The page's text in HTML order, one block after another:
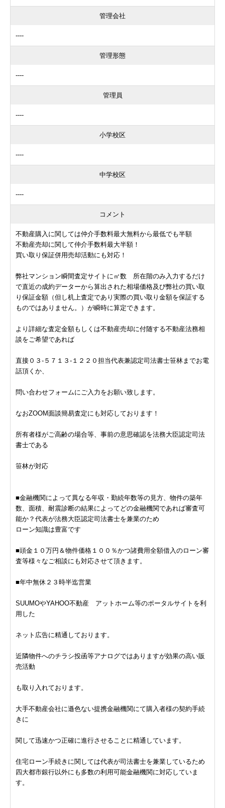
管理会社
----
管理形態
----
管理員
----
小学校区
----
中学校区
----
コメント
不動産購入に関しては仲介手数料最大無料から最低でも半額
不動産売却に関して仲介手数料最大半額！
買い取り保証併用売却活動にも対応！
弊社マンション瞬間査定サイトに㎡数 所在階のみ入力するだけ
で直近の成約データーから算出された相場価格及び弊社の買い取
り保証金額（但し机上査定であり実際の買い取り金額を保証する
ものではありません。）が瞬時に算定できます。
より詳細な査定金額もしくは不動産売却に付随する不動産法務相
談をご希望であれば
直接０３-５７１３-１２２０担当代表兼認定司法書士笹林までお電
話頂くか、
問い合わせフォームにご入力をお願い致します。
なおZOOM面談簡易査定にも対応しております！
所有者様がご高齢の場合等、事前の意思確認を法務大臣認定司法
書士である
笹林が対応
■金融機関によって異なる年収・勤続年数等の見方、物件の築年
数、面積、耐震診断の結果によってどの金融機関であれば審査可
能か？代表が法務大臣認定司法書士を兼業のため
ローン知識は豊富です
■頭金１０万円＆物件価格１００％かつ諸費用全額借入のローン審
査等様々なご相談にも対応させて頂きます。
■年中無休２３時半迄営業
SUUMOやYAHOO不動産 アットホーム等のポータルサイトを利
用した
ネット広告に精通しております。
近隣物件へのチラシ投函等アナログではありますが効果の高い販
売活動
も取り入れております。
大手不動産会社に遜色ない提携金融機関にて購入者様の契約手続
きに
関して迅速かつ正確に進行させることに精通しています。
住宅ローン手続きに関しては代表が司法書士を兼業しているため
四大都市銀行以外にも多数の利用可能金融機関に対応していま
す。